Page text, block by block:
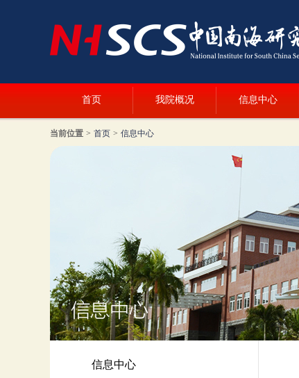
首页 我院概况 信息中心
当前位置 > 首页 > 信息中心
信息中心